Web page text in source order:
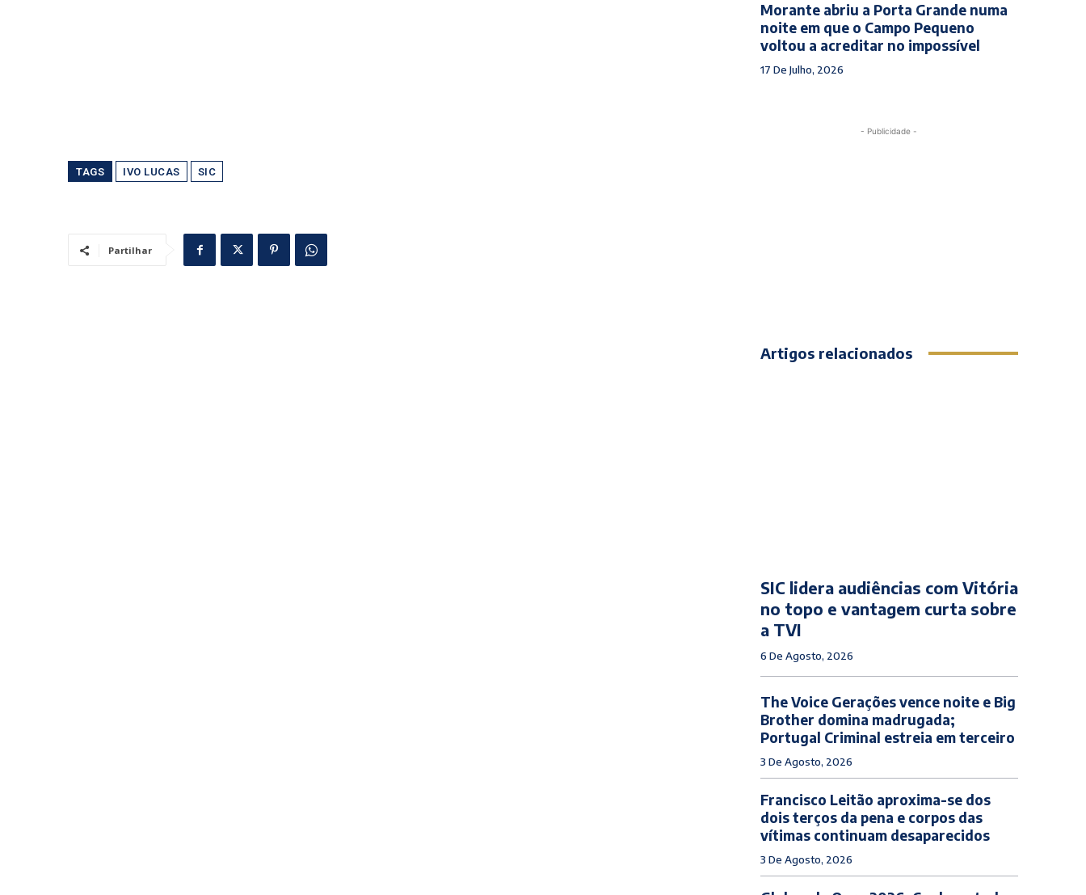
TAGS IVO LUCAS SIC
Partilhar
Morante abriu a Porta Grande numa
noite em que o Campo Pequeno
voltou a acreditar no impossível
17 De Julho, 2026
- Publicidade -
Artigos relacionados
SIC lidera audiências com Vitória
no topo e vantagem curta sobre
a TVI
6 De Agosto, 2026
The Voice Gerações vence noite e Big
Brother domina madrugada;
Portugal Criminal estreia em terceiro
3 De Agosto, 2026
Francisco Leitão aproxima-se dos
dois terços da pena e corpos das
vítimas continuam desaparecidos
3 De Agosto, 2026